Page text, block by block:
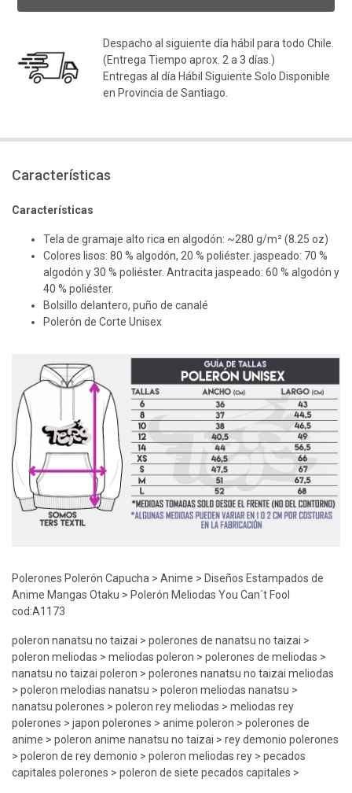
Despacho al siguiente día hábil para todo Chile.
(Entrega Tiempo aprox. 2 a 3 días.)
Entregas al día Hábil Siguiente Solo Disponible
en Provincia de Santiago.
Características
Características
Tela de gramaje alto rica en algodón: ~280 g/m² (8.25 oz)
Colores lisos: 80 % algodón, 20 % poliéster. jaspeado: 70 %
algodón y 30 % poliéster. Antracita jaspeado: 60 % algodón y
40 % poliéster.
Bolsillo delantero, puño de canalé
Polerón de Corte Unisex
Polerones Polerón Capucha > Anime > Diseños Estampados de
Anime Mangas Otaku > Polerón Meliodas You Can´t Fool
cod:A1173
poleron nanatsu no taizai > polerones de nanatsu no taizai >
poleron meliodas > meliodas poleron > polerones de meliodas >
nanatsu no taizai poleron > polerones nanatsu no taizai meliodas
> poleron melodias nanatsu > poleron meliodas nanatsu >
nanatsu polerones > poleron rey meliodas > meliodas rey
polerones > japon polerones > anime poleron > polerones de
anime > poleron anime nanatsu no taizai > rey demonio polerones
> poleron de rey demonio > poleron meliodas rey > pecados
capitales polerones > poleron de siete pecados capitales >